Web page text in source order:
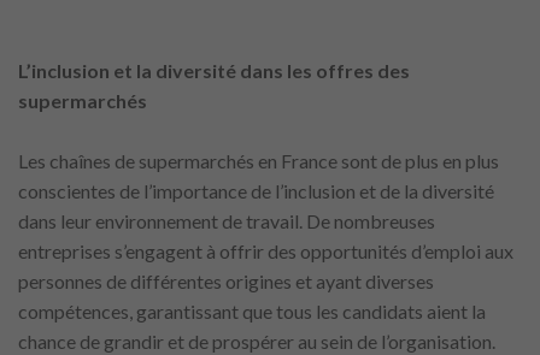
L’inclusion et la diversité dans les offres des
supermarchés
Les chaînes de supermarchés en France sont de plus en plus
conscientes de l’importance de l’inclusion et de la diversité
dans leur environnement de travail. De nombreuses
entreprises s’engagent à offrir des opportunités d’emploi aux
personnes de différentes origines et ayant diverses
compétences, garantissant que tous les candidats aient la
chance de grandir et de prospérer au sein de l’organisation.